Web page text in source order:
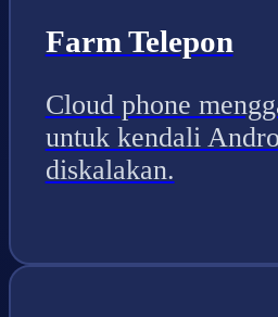
Farm Telepon
Cloud phone
untuk kendali
diskalakan.